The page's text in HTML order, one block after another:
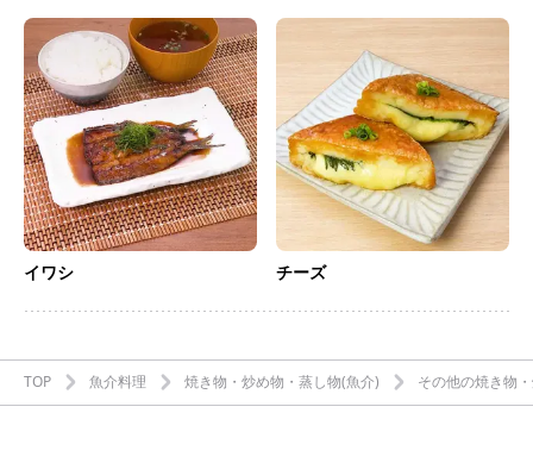
イワシ チーズ
TOP 魚介料理 焼き物・炒め物・蒸し物(魚介) その他の焼き物